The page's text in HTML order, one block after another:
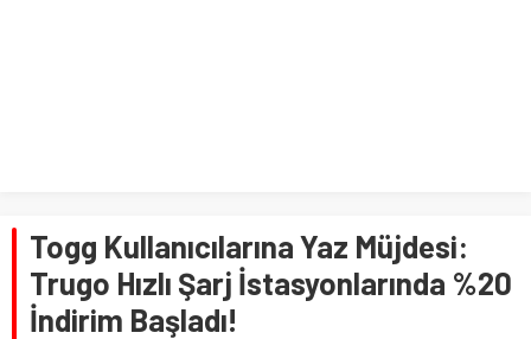
Togg Kullanıcılarına Yaz Müjdesi:
Trugo Hızlı Şarj İstasyonlarında %20
İndirim Başladı!